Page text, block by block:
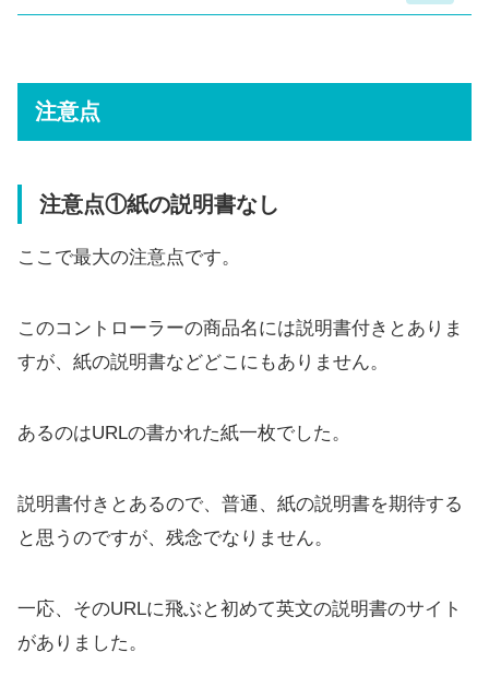
注意点②大きく、重い
い
良い点①高級感があり、長持ちしそう
良い点②熱くならない
注意点
注意点①紙の説明書なし
ここで最大の注意点です。
このコントローラーの商品名には説明書付きとありま
すが、紙の説明書などどこにもありません。
あるのはURLの書かれた紙一枚でした。
説明書付きとあるので、普通、紙の説明書を期待する
と思うのですが、残念でなりません。
一応、そのURLに飛ぶと初めて英文の説明書のサイト
がありました。